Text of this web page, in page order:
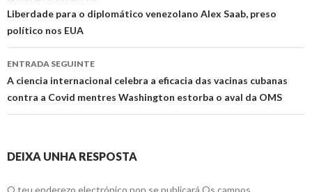
a
entrada
Liberdade para o diplomático venezolano Alex Saab, preso
político nos EUA
ENTRADA SEGUINTE
A ciencia internacional celebra a eficacia das vacinas cubanas
contra a Covid mentres Washington estorba o aval da OMS
DEIXA UNHA RESPOSTA